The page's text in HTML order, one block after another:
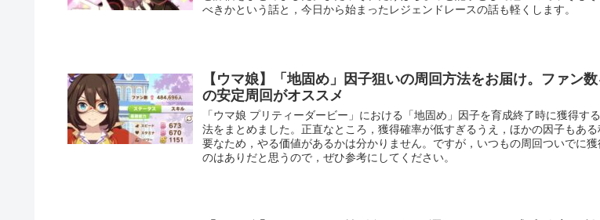
べきかという話と，今日から始まったレジェンドレースの話も軽くします。
【ウマ娘】「地固め」因子狙いの周回方法をお届け。ファン
の安定周回がオススメ
「ウマ娘 プリティーダービー」における「地固め」因子を育成終了時に獲得す
法をまとめました。正直なところ，獲得確率が低すぎるうえ，ほかの因子もあ
要なため，やる価値があるかは分かりません。ですが，いつもの周回ついでに
のはありだと思うので，ぜひ参考にしてください。